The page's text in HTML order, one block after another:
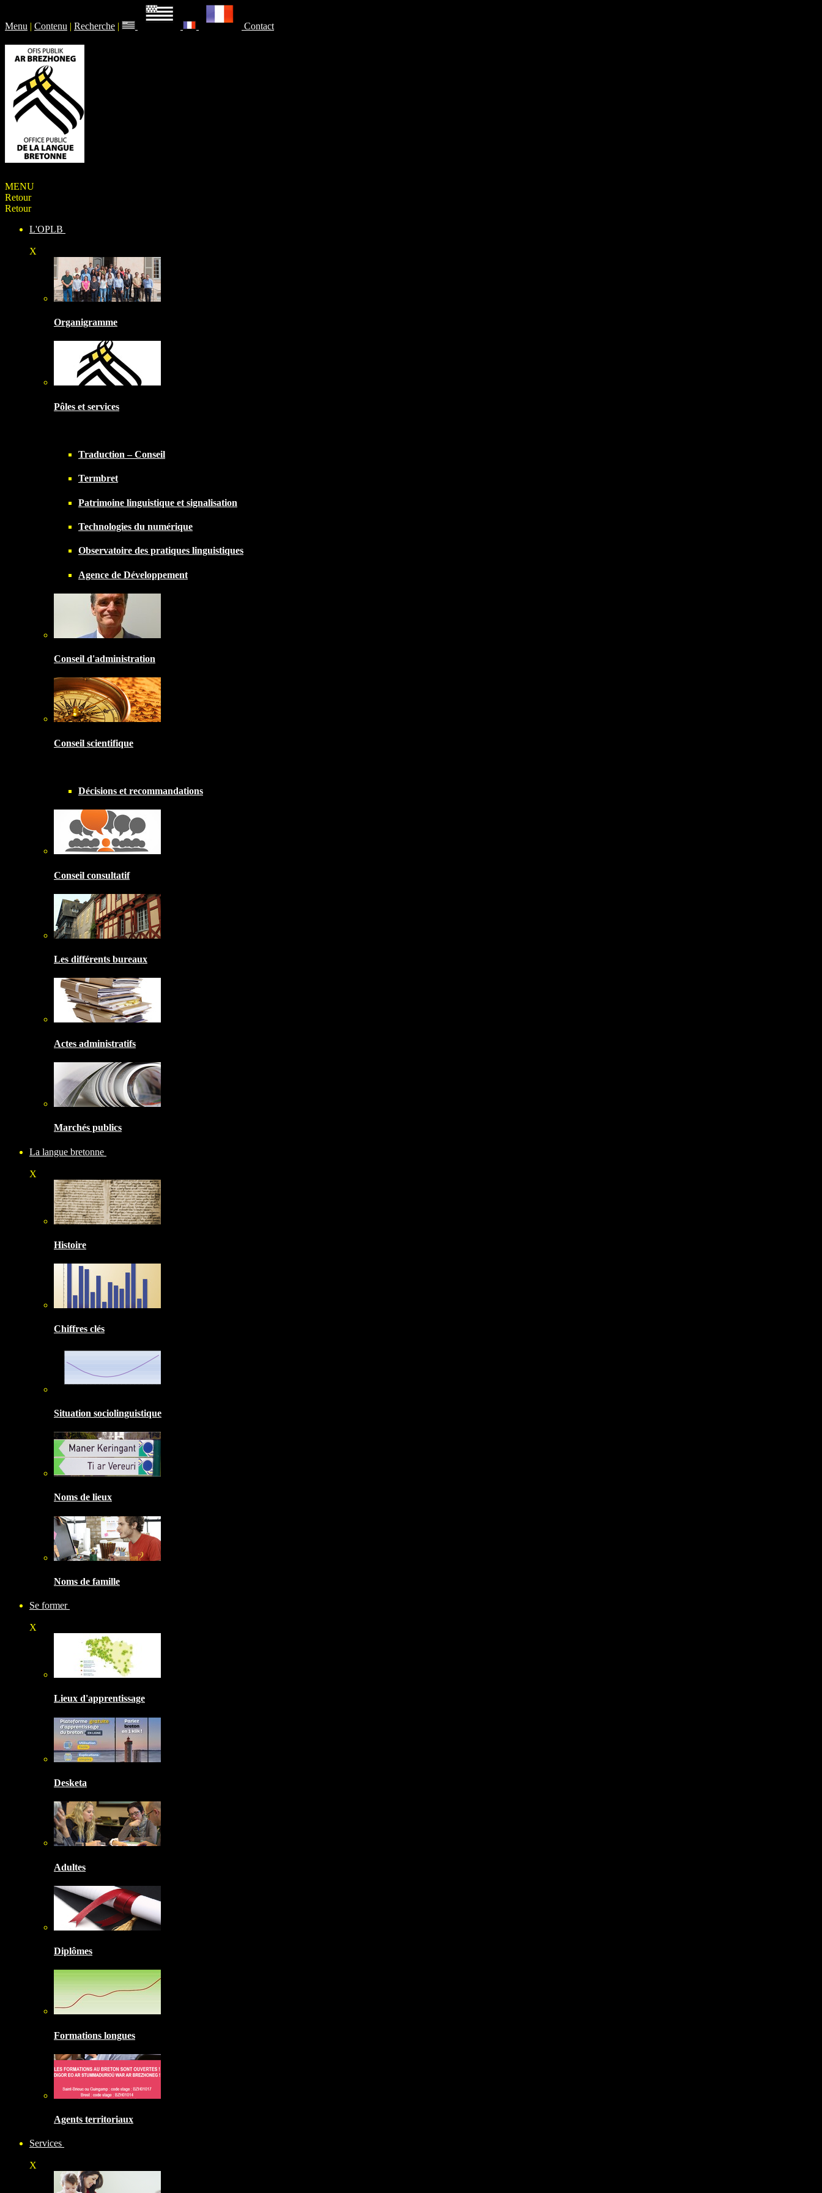
Menu | Contenu | Recherche | Contact
MENU
Retour
Retour
L'OPLB
X
Organigramme
Pôles et services
Traduction – Conseil
Termbret
Patrimoine linguistique et signalisation
Technologies du numérique
Observatoire des pratiques linguistiques
Agence de Développement
Conseil d'administration
Conseil scientifique
Décisions et recommandations
Conseil consultatif
Les différents bureaux
Actes administratifs
Marchés publics
La langue bretonne
X
Histoire
Chiffres clés
Situation sociolinguistique
Noms de lieux
Noms de famille
Se former
X
Lieux d'apprentissage
Desketa
Adultes
Diplômes
Formations longues
Agents territoriaux
Services
X